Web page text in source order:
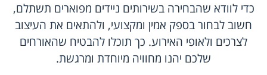
כדי לוודא שהבחירה בשירותים ניידים מפוארים תשתלם,
חשוב לבחור בספק אמין ומקצועי, ולהתאים את העיצוב
לצרכים ולאופי האירוע. כך תוכלו להבטיח שהאורחים
שלכם יהנו מחוויה מיוחדת ומרגשת.